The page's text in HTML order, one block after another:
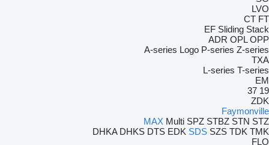
LVO
CT FT
EF Sliding Stack
ADR OPL OPP
A-series Logo P-series Z-series
TXA
L-series T-series
EM
19
37
ZDK
Faymonville
MAX Multi SPZ STBZ STN STZ
DHKA DHKS DTS EDK SDS SZS TDK TMK
FLO